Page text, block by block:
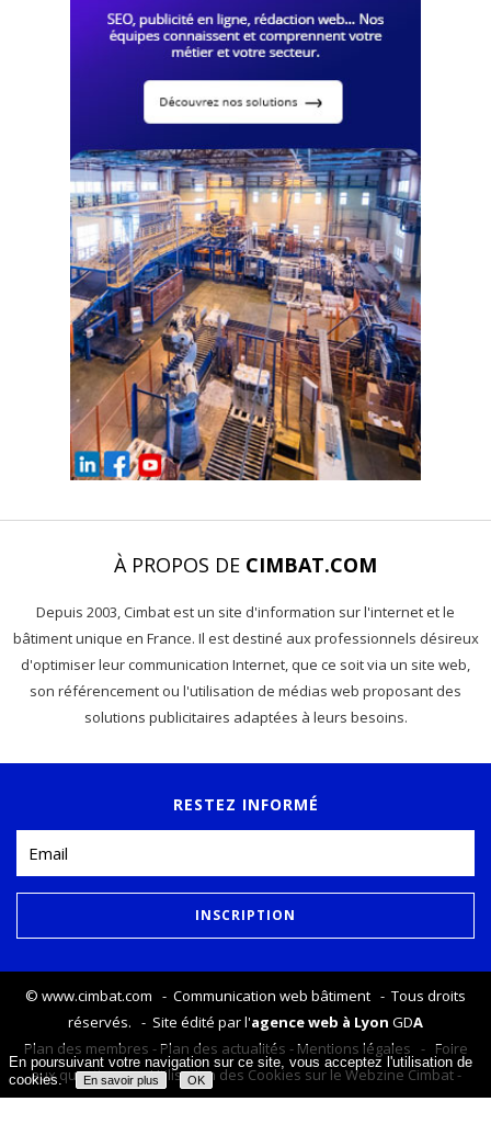
À PROPOS DE CIMBAT.COM
Depuis 2003, Cimbat est un site d'information sur l'internet et le
bâtiment unique en France. Il est destiné aux professionnels désireux
d'optimiser leur communication Internet, que ce soit via un site web,
son référencement ou l'utilisation de médias web proposant des
solutions publicitaires adaptées à leurs besoins.
RESTEZ INFORMÉ
© www.cimbat.com - Communication web bâtiment - Tous droits
réservés. - Site édité par l'agence web à Lyon GDA
Plan des membres -Plan des actualités -Mentions légales - Foire
aux questions-Utilisation des Cookies sur le Webzine Cimbat-
En poursuivant votre navigation sur ce site, vous acceptez l'utilisation de
cookies.
En savoir plus OK